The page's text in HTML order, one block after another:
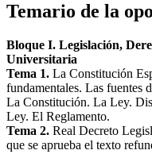
Temario de la
Bloque I. Legislación,
Universitaria
Tema 1. La Constitución
fundamentales. Las fuentes
La Constitución. La Ley.
Ley. El Reglamento.
Tema 2. Real Decreto
que se aprueba el texto